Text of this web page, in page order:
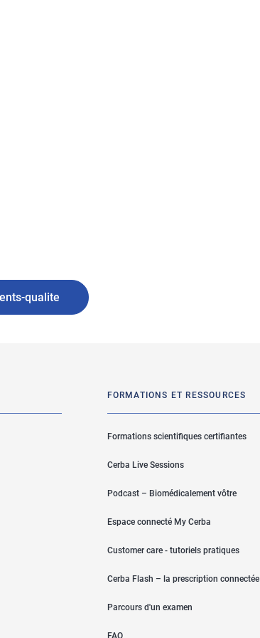
qualite
FORMATIONS ET RESSOURCES
Formations scientifiques certifiantes
Cerba Live Sessions
Podcast – Biomédicalement vôtre
Espace connecté My Cerba
Customer care - tutoriels pratiques
Cerba Flash – la prescription connectée
Parcours d'un examen